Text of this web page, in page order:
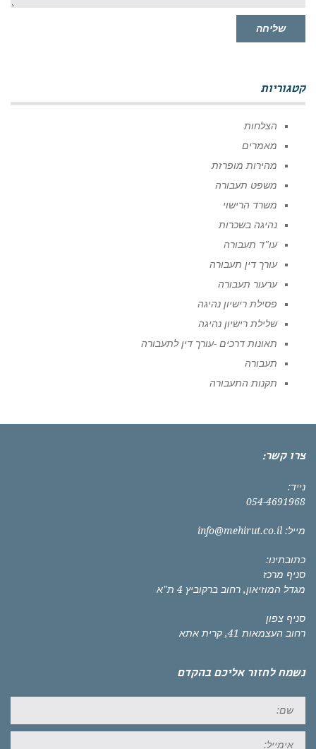
שליחה
קטגוריות
הצלחות
מאמרים
מהירות מופרזת
משפט תעבורה
משרד הרישוי
נהיגה בשכרות
עו"ד תעבורה
עורך דין תעבורה
ערעור תעבורה
פסילת רישיון נהיגה
שלילת רישיון נהיגה
תאונות דרכים -עורך דין לתעבורה
תעבורה
תקנות התעבורה
צרו קשר:
נייד:
054-4691968
מייל: info@mehirut.co.il
כתובתינו:
סניף מרכז
מגדל המוזיאון, רחוב ברקוביץ 4 ת"א
סניף צפון
רחוב העצמאות 41, קרית אתא
נשמח לחזור אליכם בהקדם